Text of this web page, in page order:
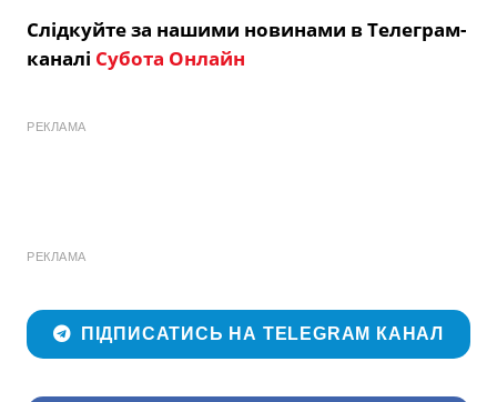
Слідкуйте за нашими новинами в Телеграм-
каналі Субота Онлайн
РЕКЛАМА
РЕКЛАМА
ПІДПИСАТИСЬ НА TELEGRAM КАНАЛ